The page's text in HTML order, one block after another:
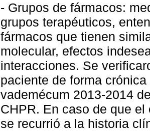
- Grupos de fármacos:
grupos terapéuticos,
fármacos que tienen
molecular, efectos
interacciones. Se
paciente de forma
vademécum 2013-2014
CHPR. En caso de que
se recurrió a la historia